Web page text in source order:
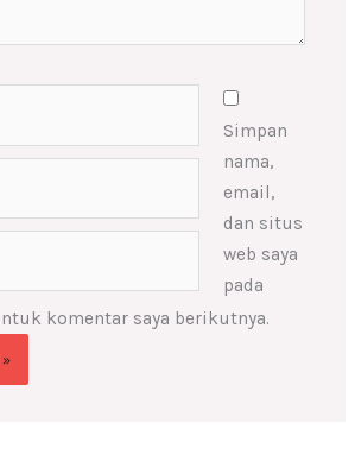
Simpan
nama,
email,
dan situs
web saya
pada
komentar saya berikutnya.